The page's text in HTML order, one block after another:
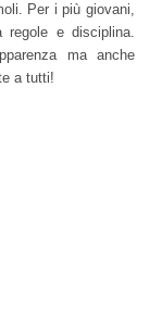
Per i più giovani,
regole e disciplina.
ma anche
a tutti!